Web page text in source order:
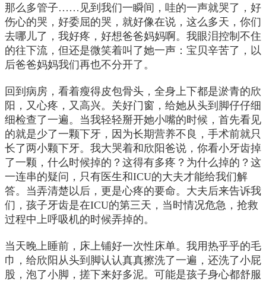
那么多管子……见到我们一瞬间，哇的一声就哭了，好
伤心的哭，好委屈的哭，就好像在说，这么多天，你们
去哪儿了，我好疼，好想爸爸妈妈啊。我眼泪控制不住
的往下流，但还是微笑着叫了她一声：宝贝辛苦了，以
后爸爸妈妈我们再也不分开了。
回到病房，看着瘦得皮包骨头，全身上下都是淤青的欣
阳，又心疼，又高兴。关好门窗，给她从头到脚仔仔细
细检查了一遍。当我轻轻掰开她小嘴的时候，首先看见
的就是少了一颗下牙，因为长期营养不良，手术前就只
长了两小颗下牙。我大哭着和欣阳爸说，你看小牙齿掉
了一颗，什么时候掉的？这得有多疼？为什么掉的？这
一连串的疑问，只有医生和ICU的大夫才能给我们解
答。当弄清楚以后，更是心疼的要命。大夫后来告诉我
们，孩子牙齿是在ICU的第三天，当时情况危急，抢救
过程中上呼吸机的时候弄掉的。
当天晚上睡前，床上铺好一次性床单。我用热乎乎的毛
巾，给欣阳从头到脚认认真真擦洗了一遍，还洗了小屁
股，泡了小脚，搓下来好多泥。可能是孩子身心都舒服